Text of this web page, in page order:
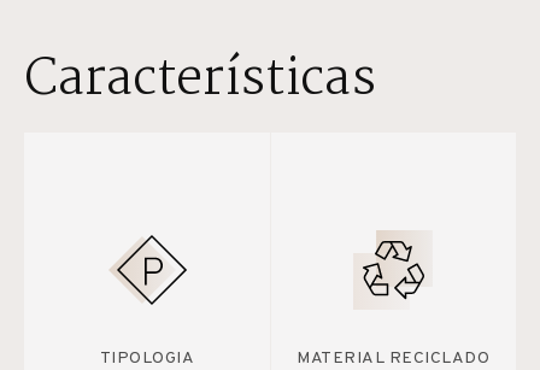
Características
TIPOLOGIA
MATERIAL RECICLADO